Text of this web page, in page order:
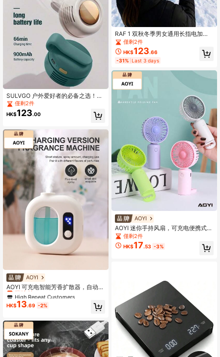
SULVGO 户外爱好者的必备之选！便
携式迷你无叶电风扇，3档风速可调，
腰挂式设计，机身可旋转，超静音，
完美适用于各种户外活动。
僅剩2件
HK$123.00
AOYI
AOYI 可充电智能芳香扩散器，自动定
时香味机，适用于酒店、卧室、浴
室、空气清新剂香味扩散器
High Repeat Customers
僅剩1件
High Repeat Customers
僅剩1件
High Repeat Customers
僅剩1件
僅剩1件
HK$13.69 -2%
RAF 1 双秋冬季男女通用长指电加热
手套，保暖内衬防滑触屏，适合骑
行、滑雪等户外运动，女士防风手
套，男士骑行保暖手套，防滑触屏，
骑行手套，家居用品
僅剩2件
HK$123.66
-31% Last 3 days
AOYI
AOYI 迷你手持风扇，可充电便携式风
扇，带挂钩，3档风速可调，150mAh
电池，夏季个人降温风扇，适用于睫
毛化妆、海滩、居家、办公室、通
僅剩2件
HK$17.53 -3%